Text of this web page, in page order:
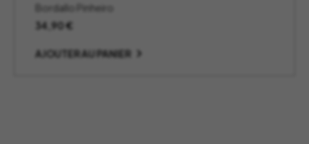
Bordallo Pinheiro
34,90€
AJOUTER AU PANIER